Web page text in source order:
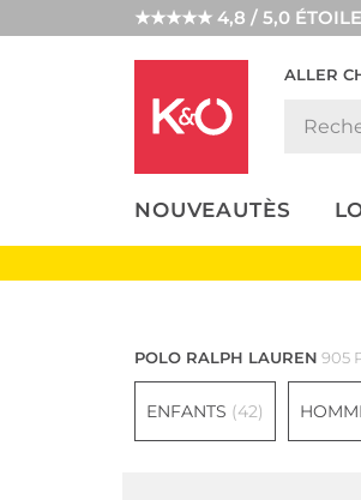
★★★★★ 4,8 / 5,0
ALLER
NOUVEAUTÈS
LOOKS
WEDDING
POLO RALPH LAUREN 905
ENFANTS (42)